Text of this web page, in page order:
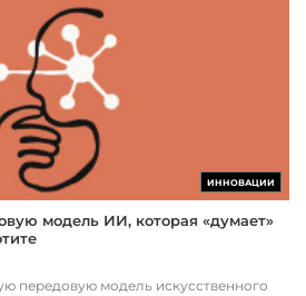
ИННОВАЦИИ
модель ИИ, которая «думает»
передовую модель искусственного